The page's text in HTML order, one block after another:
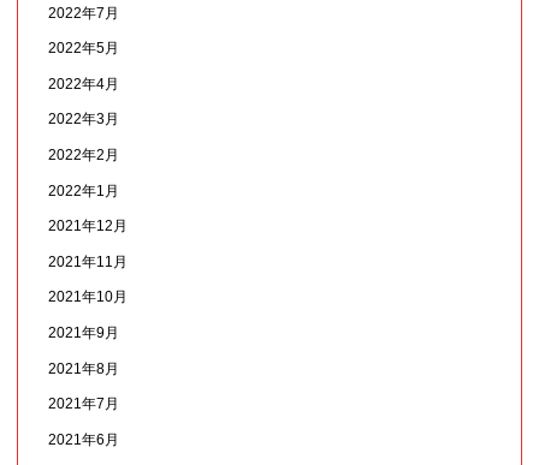
2022年7月
2022年5月
2022年4月
2022年3月
2022年2月
2022年1月
2021年12月
2021年11月
2021年10月
2021年9月
2021年8月
2021年7月
2021年6月